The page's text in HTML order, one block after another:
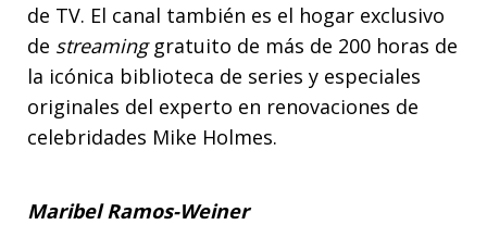
de TV. El canal también es el hogar exclusivo
de streaminggratuito de más de 200 horas de
la icónica biblioteca de series y especiales
originales del experto en renovaciones de
celebridades Mike Holmes.
Maribel Ramos-Weiner